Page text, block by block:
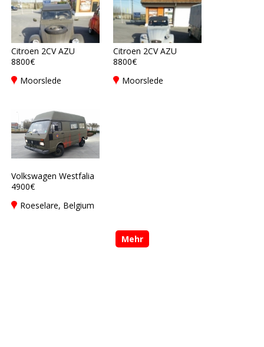
Citroen 2CV AZU
8800€
Moorslede
Citroen 2CV AZU
8800€
Moorslede
Volkswagen Westfalia
4900€
Roeselare, Belgium
Mehr